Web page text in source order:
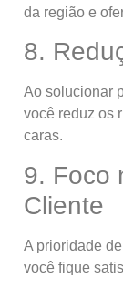
da região e
8.
Ao solucionar
você reduz os
caras.
9. Foco
Cliente
A prioridade
você fique